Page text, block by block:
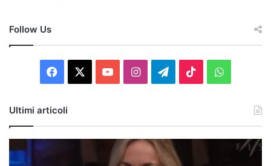
Follow Us
Facebook You InstagramTelegram
TikTok
Ultimi articoli